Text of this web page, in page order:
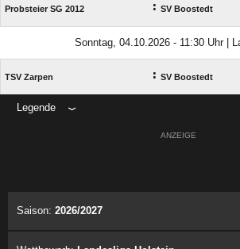
Probsteier SG 2012 : SV Boostedt
Sonntag, 04.10.2026 - 11:30 Uhr |
TSV Zarpen : SV Boostedt
Legende
ANZEIGE
Saison: 2026/2027